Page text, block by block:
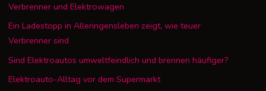
Verbrenner und Elektrowagen
Ein Ladestopp in Alleringensleben zeigt, wie teuer
Verbrenner sind
Sind Elektroautos umweltfeindlich und brennen häufiger?
Elektroauto-Alltag vor dem Supermarkt